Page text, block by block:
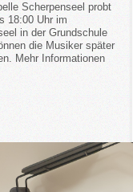
Scherpenseel probt
18:00 Uhr im
in der Grundschule
die Musiker später
Mehr Informationen